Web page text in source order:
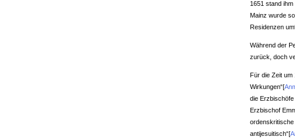
1651 stand
Mainz wurde
Residenzen
Während der
zurück, doch
Für die Zeit um
Wirkungen“[
die
Erzbischof
ordenskritische
antijesuitisch“[